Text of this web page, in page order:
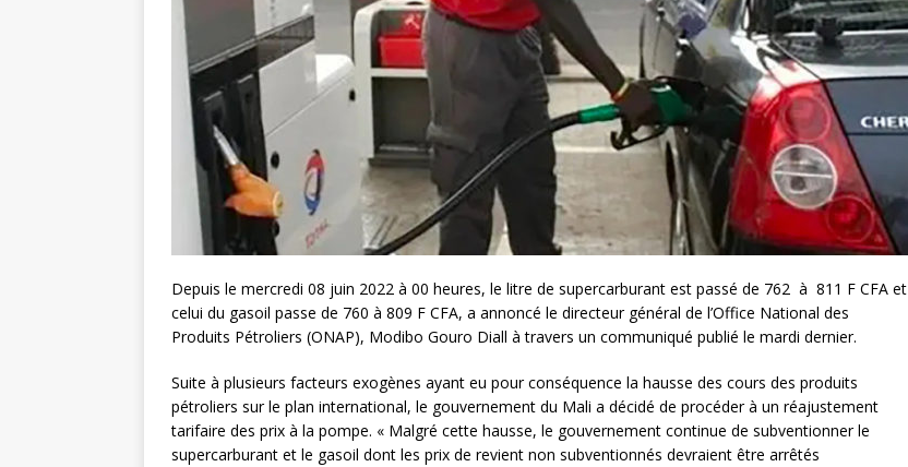
Depuis le mercredi 08 juin 2022 à 00 heures, le litre de supercarburant est passé de 762 à 811 F CFA et
celui du gasoil passe de 760 à 809 F CFA, a annoncé le directeur général de l’Office National des
Produits Pétroliers (ONAP), Modibo Gouro Diall à travers un communiqué publié le mardi dernier.
Suite à plusieurs facteurs exogènes ayant eu pour conséquence la hausse des cours des produits
pétroliers sur le plan international, le gouvernement du Mali a décidé de procéder à un réajustement
tarifaire des prix à la pompe. « Malgré cette hausse, le gouvernement continue de subventionner le
supercarburant et le gasoil dont les prix de revient non subventionnés devraient être arrêtés